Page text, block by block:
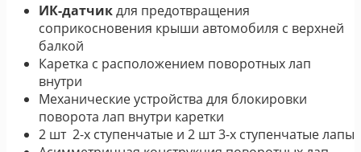
ИК-датчикдля предотвращения
соприкосновения крыши автомобиля с верхней
балкой
Каретка с расположением поворотных лап
внутри
Механические устройства для блокировки
поворота лап внутри каретки
2 шт 2-х ступенчатые и 2 шт 3-х ступенчатые лапы